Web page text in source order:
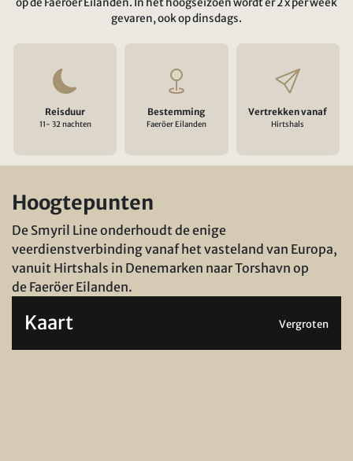
op de Faeröer Eilanden. In het hoogseizoen wordt er 2 x per week
gevaren, ook op dinsdags.
Reisduur
11- 32 nachten
Bestemming
Faeröer Eilanden
Vertrekken vanaf
Hirtshals
Hoogtepunten
De Smyril Line onderhoudt de enige
veerdienstverbinding vanaf het vasteland van Europa,
vanuit Hirtshals in Denemarken naar Torshavn op
de Faeröer Eilanden.
Kaart Vergroten